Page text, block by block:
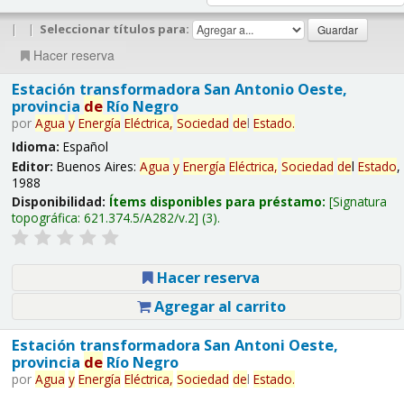
| | Seleccionar títulos para:
Hacer reserva
Estación transformadora San Antonio Oeste,
provincia deRío Negro
por Agua y Energía Eléctrica, Sociedad del Estado.
Idioma: Español
Editor: Buenos Aires: Agua y Energía Eléctrica, Sociedad del Estado,
1988
Disponibilidad: Ítems disponibles para préstamo: Signatura
topográfica: 621.374.5/A282/v.2 (3).
Hacer reserva
Agregar al carrito
Estación transformadora San Antoni Oeste,
provincia deRío Negro
por Agua y Energía Eléctrica, Sociedad del Estado.